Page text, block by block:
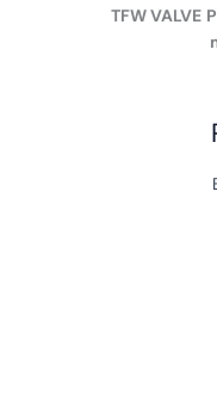
TFW VALVE